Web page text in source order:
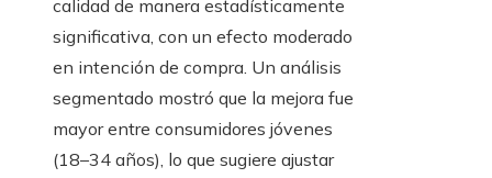
calidad de manera estadísticamente
significativa, con un efecto moderado
en intención de compra. Un análisis
segmentado mostró que la mejora fue
mayor entre consumidores jóvenes
(18–34 años), lo que sugiere ajustar